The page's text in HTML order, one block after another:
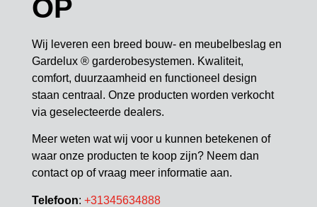
OP
Wij leveren een breed bouw- en meubelbeslag en
Gardelux ® garderobesystemen. Kwaliteit,
comfort, duurzaamheid en functioneel design
staan centraal. Onze producten worden verkocht
via geselecteerde dealers.
Meer weten wat wij voor u kunnen betekenen of
waar onze producten te koop zijn? Neem dan
contact op of vraag meer informatie aan.
Telefoon: +31345634888